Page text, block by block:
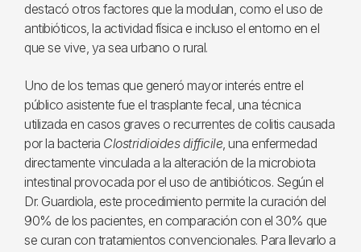
destacó otros factores que la modulan, como el uso de
antibióticos, la actividad física e incluso el entorno en el
que se vive, ya sea urbano o rural.
Uno de los temas que generó mayor interés entre el
público asistente fue el trasplante fecal, una técnica
utilizada en casos graves o recurrentes de colitis causada
por la bacteria Clostridioides difficile, una enfermedad
directamente vinculada a la alteración de la microbiota
intestinal provocada por el uso de antibióticos. Según el
Dr. Guardiola, este procedimiento permite la curación del
90% de los pacientes, en comparación con el 30% que
se curan con tratamientos convencionales. Para llevarlo a